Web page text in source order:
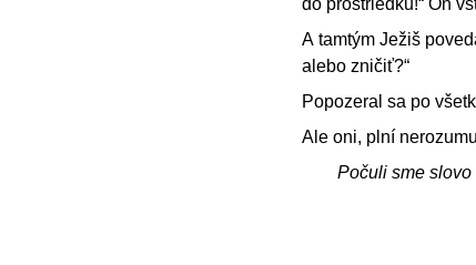
A tamtým Ježiš
alebo zničiť?“
Popozeral sa po
Ale oni, plní
Počuli sme slovo